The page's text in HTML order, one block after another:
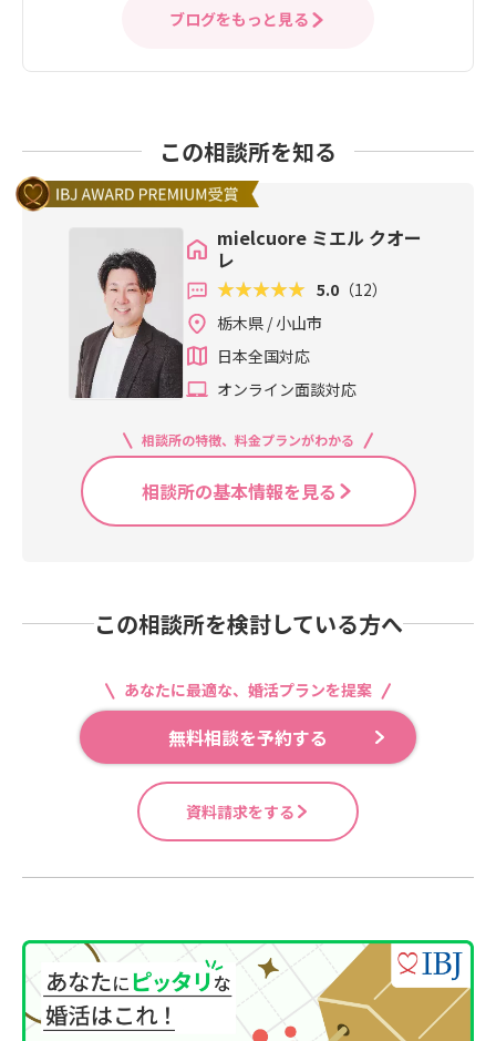
ブログをもっと見る
この相談所を知る
mielcuore ミエル クオー
レ
5.0 （12）
栃木県 / 小山市
日本全国対応
オンライン面談対応
相談所の特徴、料金プランがわかる
相談所の基本情報を見る
この相談所を検討している方へ
あなたに最適な、婚活プランを提案
無料相談を予約する
資料請求をする